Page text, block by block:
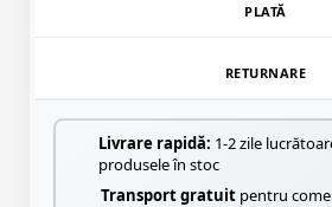
PLATĂ
RETURNARE
Livrare rapidă: 1-2 zile
produsele în stoc
Transport gratuit pentru